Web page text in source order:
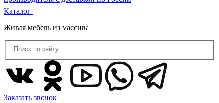
Каталог
Живая мебель из массива
Заказать звонок